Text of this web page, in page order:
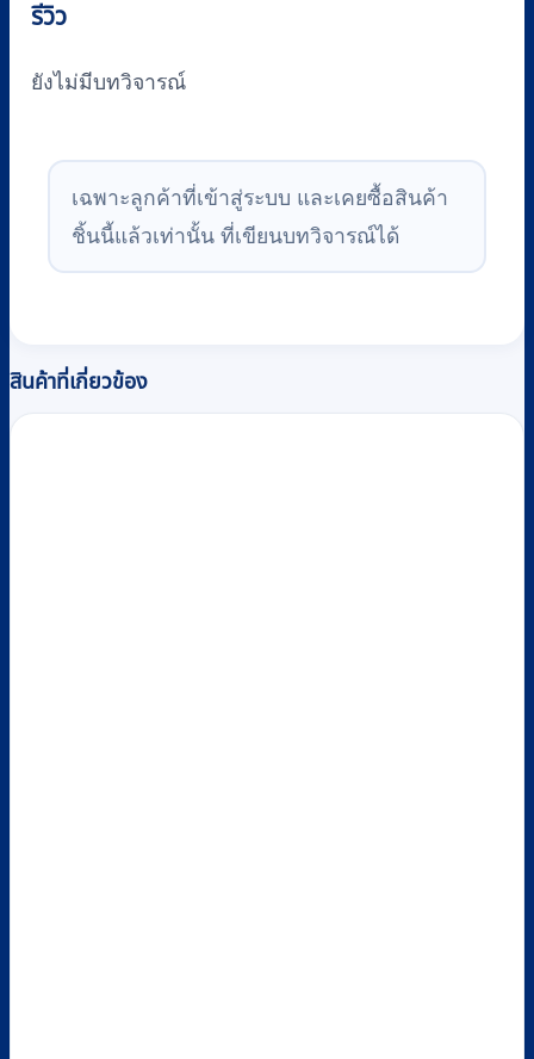
รีวิว
ยังไม่มีบทวิจารณ์
เฉพาะลูกค้าที่เข้าสู่ระบบ และเคยซื้อสินค้า
ชิ้นนี้แล้วเท่านั้น ที่เขียนบทวิจารณ์ได้
สินค้าที่เกี่ยวข้อง